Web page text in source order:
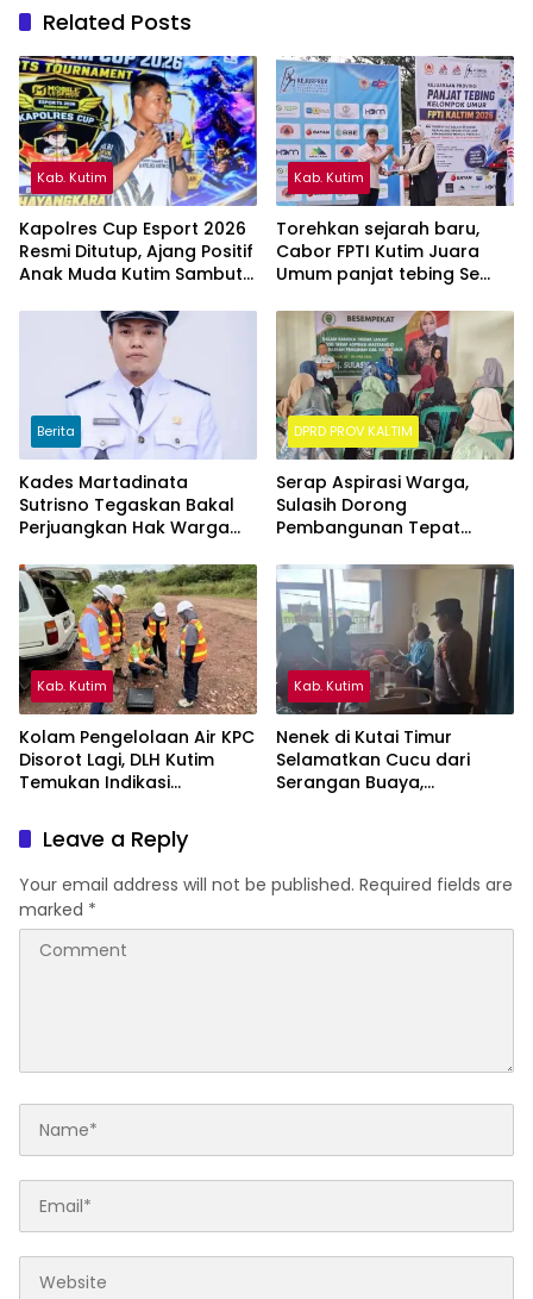
Related Posts
Kab. Kutim
Kapolres Cup Esport 2026
Resmi Ditutup, Ajang Positif
Anak Muda Kutim Sambut
Kab. Kutim
Torehkan sejarah baru,
Cabor FPTI Kutim Juara
Umum panjat tebing Se
Berita
Kades Martadinata
Sutrisno Tegaskan Bakal
Perjuangkan Hak Warga
Kutim
DPRD PROV KALTIM
Serap Aspirasi Warga,
Sulasih Dorong
Pembangunan Tepat
Kab. Kutim
Kolam Pengelolaan Air KPC
Disorot Lagi, DLH Kutim
Temukan Indikasi
Kab. Kutim
Nenek di Kutai Timur
Selamatkan Cucu dari
Serangan Buaya,
Leave a Reply
Your email address will not be published. Required fields are
marked *